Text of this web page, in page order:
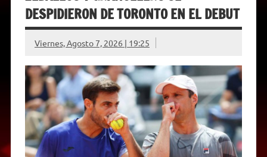
DESPIDIERON DE TORONTO EN EL DEBUT
Viernes, Agosto 7, 2026 | 19:25